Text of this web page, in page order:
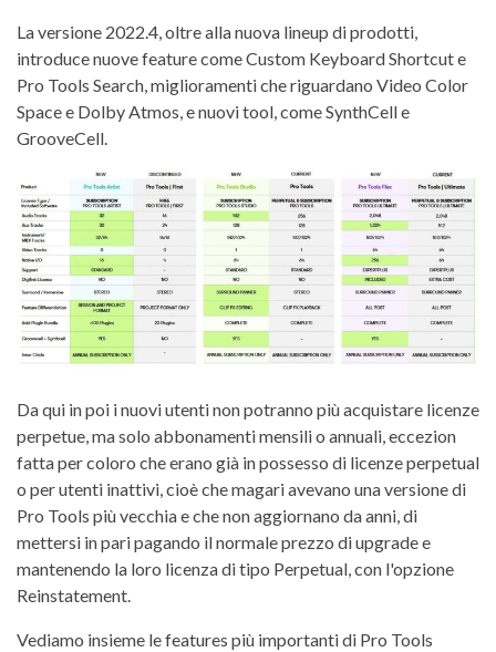
La versione 2022.4, oltre alla nuova lineup di prodotti,
introduce nuove feature come Custom Keyboard Shortcut e
Pro Tools Search, miglioramenti che riguardano Video Color
Space e Dolby Atmos, e nuovi tool, come SynthCell e
GrooveCell.
Da qui in poi i nuovi utenti non potranno più acquistare licenze
perpetue, ma solo abbonamenti mensili o annuali, eccezion
fatta per coloro che erano già in possesso di licenze perpetual
o per utenti inattivi, cioè che magari avevano una versione di
Pro Tools più vecchia e che non aggiornano da anni, di
mettersi in pari pagando il normale prezzo di upgrade e
mantenendo la loro licenza di tipo Perpetual, con l'opzione
Reinstatement.
Vediamo insieme le features più importanti di Pro Tools